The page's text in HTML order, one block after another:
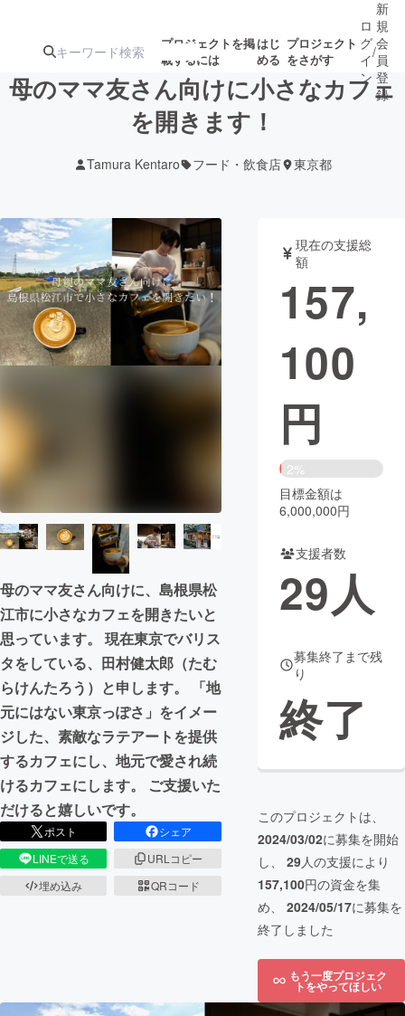
プロジェクトを掲
載するには
はじ
める
プロジェクト
をさがす
ターン
ジェクト
募集終了が近いプ
ロジェクト
されます
アート・写真 音楽
テクノロジー・ガジェット ゲーム・サ
映像・映画
ビジネス・起業
CAMPFIRE Creation
CAMPFIREふるさと納税machi-ya コミュニティ
ロ
グ
イ
ン
/
新
規
会
員
登
録
母のママ友さん向けに小さなカフェ
を開きます！
Tamura Kentaro フード・飲食店 東京都
母のママ友さん向けに、島根県松
江市に小さなカフェを開きたいと
思っています。 現在東京でバリス
タをしている、田村健太郎（たむ
らけんたろう）と申します。 「地
元にはない東京っぽさ」をイメー
ジした、素敵なラテアートを提供
するカフェにし、地元で愛され続
けるカフェにします。 ご支援いた
だけると嬉しいです。
ポスト
シェア
LINEで送る
URLコピー
埋め込み
QRコード
現在の支援総
額
157,
100
円
2%
目標金額は
6,000,000円
支援者数
29人
募集終了まで残
り
終了
このプロジェクトは、
2024/03/02に募集を開始
し、 29人の支援により
157,100円の資金を集
め、 2024/05/17に募集を
終了しました
もう一度プロジェク
トをやってほしい